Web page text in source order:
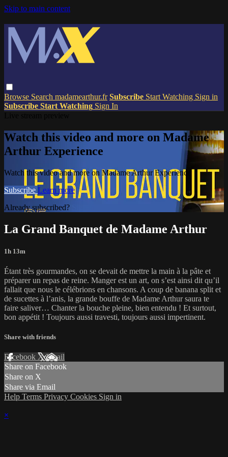
Skip to main content
Browse Search madamearthur.fr Subscribe Start Watching Sign in
Subscribe Start Watching Sign In
Watch this video and more on Madame
Arthur Experience
Watch this video and more on Madame Arthur Experience
Subscribe Learn more
Already subscribed?
La Grand Banquet de Madame Arthur
1h 13m
Étant très gourmandes, on se devait de mettre la main à la pâte et
préparer un repas de reine. Manger est un art, on s’est ainsi dit qu’il
fallait que nous le célébrions en chansons. A coup de banana split et
de sucettes à l’anis, la grande bouffe de Madame Arthur saura te
faire saliver… Chanter la bouche pleine, bien entendu ! Et surtout,
bon appétit ! Toujours aussi travesti, toujours aussi impertinent.
Share with friends
Facebook XEmail
Share on Facebook
Share on X
Share via Email
Help Terms Privacy Cookies Sign in
×